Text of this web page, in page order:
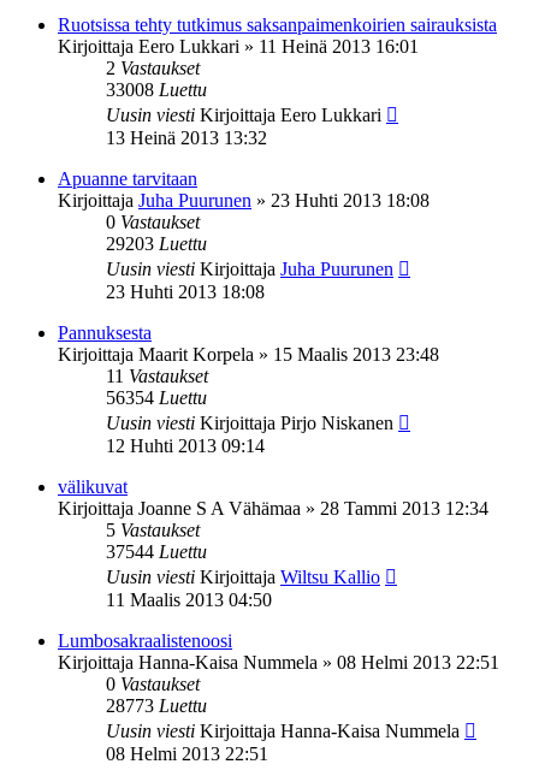
Ruotsissa tehty tutkimus saksanpaimenkoirien sairauksista
Kirjoittaja Eero Lukkari » 11 Heinä 2013 16:01
2 Vastaukset
33008 Luettu
Uusin viesti Kirjoittaja Eero Lukkari
13 Heinä 2013 13:32
Apuanne tarvitaan
Kirjoittaja Juha Puurunen » 23 Huhti 2013 18:08
0 Vastaukset
29203 Luettu
Uusin viesti Kirjoittaja Juha Puurunen
23 Huhti 2013 18:08
Pannuksesta
Kirjoittaja Maarit Korpela » 15 Maalis 2013 23:48
11 Vastaukset
56354 Luettu
Uusin viesti Kirjoittaja Pirjo Niskanen
12 Huhti 2013 09:14
välikuvat
Kirjoittaja Joanne S A Vähämaa » 28 Tammi 2013 12:34
5 Vastaukset
37544 Luettu
Uusin viesti Kirjoittaja Wiltsu Kallio
11 Maalis 2013 04:50
Lumbosakraalistenoosi
Kirjoittaja Hanna-Kaisa Nummela » 08 Helmi 2013 22:51
0 Vastaukset
28773 Luettu
Uusin viesti Kirjoittaja Hanna-Kaisa Nummela
08 Helmi 2013 22:51